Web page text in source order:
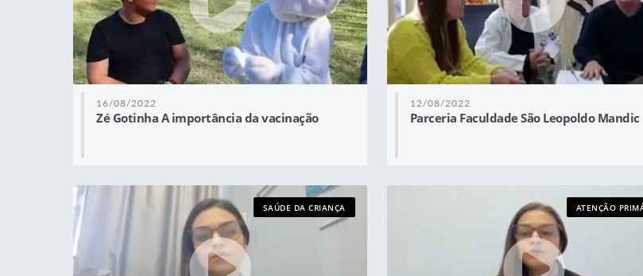
16/08/2022
Zé Gotinha A importância da vacinação
12/08/2022
Parceria Faculdade São Leopoldo Mandic
SAÚDE DA CRIANÇA ATENÇÃO